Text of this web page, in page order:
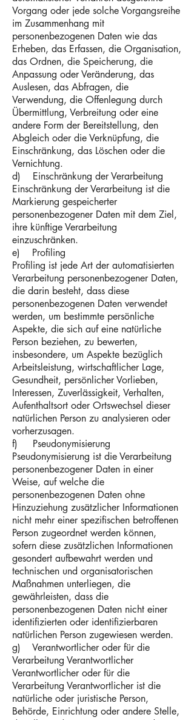
Vorgang oder jede solche Vorgangsreihe
im Zusammenhang mit
personenbezogenen Daten wie das
Erheben, das Erfassen, die Organisation,
das Ordnen, die Speicherung, die
Anpassung oder Veränderung, das
Auslesen, das Abfragen, die
Verwendung, die Offenlegung durch
Übermittlung, Verbreitung oder eine
andere Form der Bereitstellung, den
Abgleich oder die Verknüpfung, die
Einschränkung, das Löschen oder die
Vernichtung.
d) Einschränkung der Verarbeitung
Einschränkung der Verarbeitung ist die
Markierung gespeicherter
personenbezogener Daten mit dem Ziel,
ihre künftige Verarbeitung
einzuschränken.
e) Profiling
Profiling ist jede Art der automatisierten
Verarbeitung personenbezogener Daten,
die darin besteht, dass diese
personenbezogenen Daten verwendet
werden, um bestimmte persönliche
Aspekte, die sich auf eine natürliche
Person beziehen, zu bewerten,
insbesondere, um Aspekte bezüglich
Arbeitsleistung, wirtschaftlicher Lage,
Gesundheit, persönlicher Vorlieben,
Interessen, Zuverlässigkeit, Verhalten,
Aufenthaltsort oder Ortswechsel dieser
natürlichen Person zu analysieren oder
vorherzusagen.
f) Pseudonymisierung
Pseudonymisierung ist die Verarbeitung
personenbezogener Daten in einer
Weise, auf welche die
personenbezogenen Daten ohne
Hinzuziehung zusätzlicher Informationen
nicht mehr einer spezifischen betroffenen
Person zugeordnet werden können,
sofern diese zusätzlichen Informationen
gesondert aufbewahrt werden und
technischen und organisatorischen
Maßnahmen unterliegen, die
gewährleisten, dass die
personenbezogenen Daten nicht einer
identifizierten oder identifizierbaren
natürlichen Person zugewiesen werden.
g) Verantwortlicher oder für die
Verarbeitung Verantwortlicher
Verantwortlicher oder für die
Verarbeitung Verantwortlicher ist die
natürliche oder juristische Person,
Behörde, Einrichtung oder andere Stelle,